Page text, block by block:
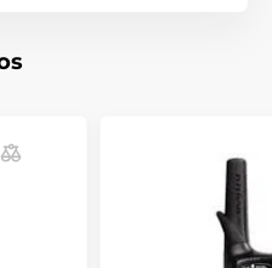
de adiestramiento